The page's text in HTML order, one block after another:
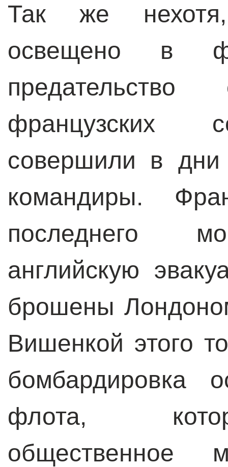
Так же
освещено в
французских
совершили в дни
командиры.
последнего
английскую
брошены
Вишенкой этого
бомбардировка
флота,